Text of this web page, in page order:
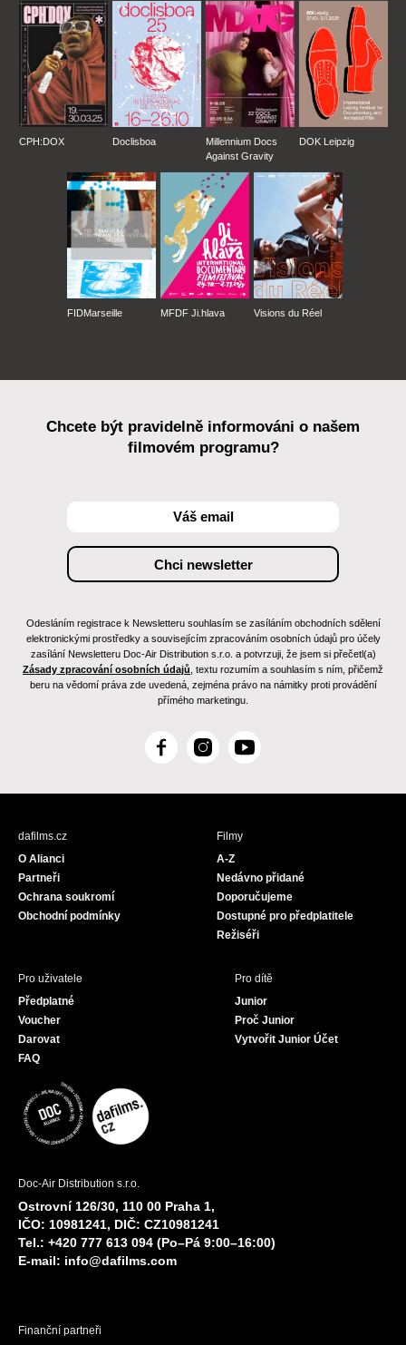
CPH:DOX Doclisboa
Millennium Docs
Against Gravity
DOK Leipzig
FIDMarseille MFDF Ji.hlava Visions du Réel
Chcete být pravidelně informováni o našem
filmovém programu?
Odesláním registrace k Newsletteru souhlasím se zasíláním obchodních sdělení
elektronickými prostředky a souvisejícím zpracováním osobních údajů pro účely
zasílání Newsletteru Doc-Air Distribution s.r.o. a potvrzuji, že jsem si přečetl(a)
Zásady zpracování osobních údajů , textu rozumím a souhlasím s ním, přičemž
beru na vědomí práva zde uvedená, zejména právo na námitky proti provádění
přímého marketingu.
F
c
I
s
Y
u
dafilms.cz
O Alianci
Partneři
Ochrana soukromí
Obchodní podmínky
Filmy
A-Z
Nedávno přidané
Doporučujeme
Dostupné pro předplatitele
Režiséři
Pro uživatele
Předplatné
Voucher
Darovat
FAQ
Pro dítě
Junior
Proč Junior
Vytvořit Junior Účet
Doc-Air Distribution s.r.o.
Ostrovní 126/30, 110 00 Praha 1,
IČO: 10981241, DIČ: CZ10981241
Tel.: +420 777 613 094 (Po–Pá 9:00–16:00)
E-mail: info@dafilms.com
Finanční partneři